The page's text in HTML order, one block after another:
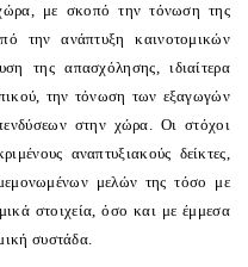
με σκοπό την τόνωση της
την ανάπτυξη καινοτομικών
της απασχόλησης, ιδιαίτερα
την τόνωση των εξαγωγών
στην χώρα. Οι στόχοι
αναπτυξιακούς δείκτες,
μελών της τόσο με
στοιχεία, όσο και με έμμεσα
συστάδα.